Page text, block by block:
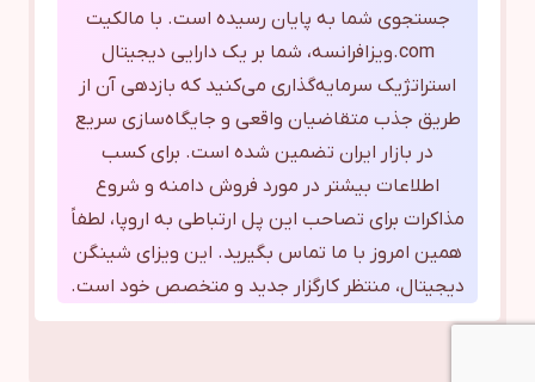
جستجوی شما به پایان رسیده است. با مالکیت
com.ویزافرانسه، شما بر یک دارایی دیجیتال
استراتژیک سرمایه‌گذاری می‌کنید که بازدهی آن از
طریق جذب متقاضیان واقعی و جایگاه‌سازی سریع
در بازار ایران تضمین شده است. برای کسب
اطلاعات بیشتر در مورد فروش دامنه و شروع
مذاکرات برای تصاحب این پل ارتباطی به اروپا، لطفاً
همین امروز با ما تماس بگیرید. این ویزای شینگن
دیجیتال، منتظر کارگزار جدید و متخصص خود است.